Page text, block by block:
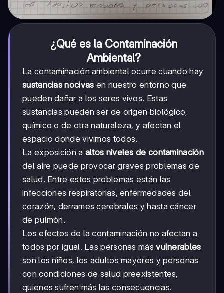
¿Qué es la Contaminación
Ambiental?
La contaminación ambiental ocurre cuando hay
sustancias nocivas en nuestro entorno que
pueden dañar a los seres vivos. Estas
sustancias pueden ser de origen biológico,
químico o de otra naturaleza, y afectan el
espacio donde vivimos todos.
La exposición a altos niveles de contaminación
del aire puede provocar graves problemas de
salud. Entre estos problemas están las
infecciones respiratorias, enfermedades del
corazón, derrames cerebrales y hasta cáncer
de pulmón.
Los efectos de la contaminación no afectan a
todos por igual. Las personas másvulnerables
son los niños, los adultos mayores y personas
con condiciones de salud preexistentes,
quienes sufren más las consecuencias.